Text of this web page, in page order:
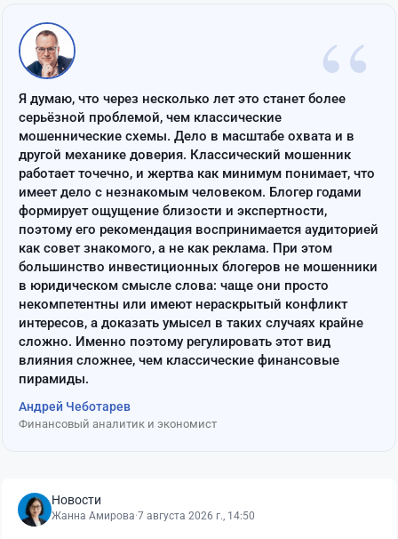
“
Я думаю, что через несколько лет это станет более
серьёзной проблемой, чем классические
мошеннические схемы. Дело в масштабе охвата и в
другой механике доверия. Классический мошенник
работает точечно, и жертва как минимум понимает, что
имеет дело с незнакомым человеком. Блогер годами
формирует ощущение близости и экспертности,
поэтому его рекомендация воспринимается аудиторией
как совет знакомого, а не как реклама. При этом
большинство инвестиционных блогеров не мошенники
в юридическом смысле слова: чаще они просто
некомпетентны или имеют нераскрытый конфликт
интересов, а доказать умысел в таких случаях крайне
сложно. Именно поэтому регулировать этот вид
влияния сложнее, чем классические финансовые
пирамиды.
Андрей Чеботарев
Финансовый аналитик и экономист
Новости
Жанна Амирова·7 августа 2026 г., 14:50